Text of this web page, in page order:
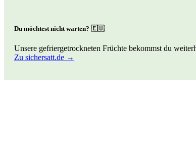
Du möchtest nicht warten? 🇪🇺
Unsere gefriergetrockneten Früchte bekommst du
Zu sichersatt.de →